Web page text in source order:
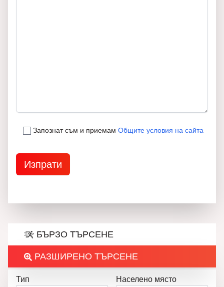
Запознат съм и приемам Общите условия на сайта
БЪРЗО ТЪРСЕНЕ
РАЗШИРЕНО ТЪРСЕНЕ
Тип Населено място